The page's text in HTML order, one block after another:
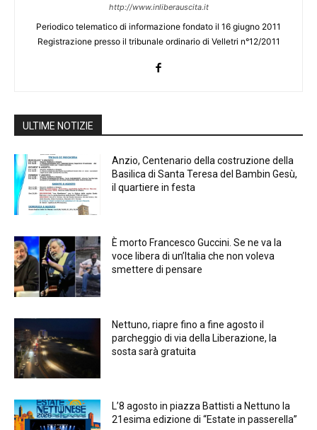
http://www.inliberauscita.it
Periodico telematico di informazione fondato il 16 giugno 2011
Registrazione presso il tribunale ordinario di Velletri n°12/2011
ULTIME NOTIZIE
Anzio, Centenario della costruzione della
Basilica di Santa Teresa del Bambin Gesù,
il quartiere in festa
È morto Francesco Guccini. Se ne va la
voce libera di un’Italia che non voleva
smettere di pensare
Nettuno, riapre fino a fine agosto il
parcheggio di via della Liberazione, la
sosta sarà gratuita
L’8 agosto in piazza Battisti a Nettuno la
21esima edizione di “Estate in passerella”